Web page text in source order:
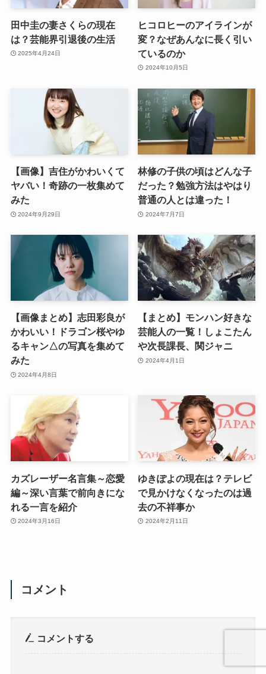
田中圭の妻さくらの現在
は？芸能界引退後の生活
2025年4月24日
ヒコロヒーのアイラインが
変？なぜあんなに長く引い
ているのか
2024年10月5日
【画像】吉住がかわいくて
ヤバい！奇跡の一枚集めて
みた
2024年9月29日
林修の子供の頃はどんな子
だった？勉強方法はやはり
普通の人とは違った！
2024年7月7日
【画像まとめ】志田彩良が
かわいい！ドラゴン桜やゆ
るキャン△の写真を集めて
みた
2024年4月8日
【まとめ】モンハン好きな
芸能人の一覧！しょこたん
や次長課長、関ジャニ
2024年4月1日
カズレーザー名言集～恋愛
編～深い言葉で前向きにな
れる一言を紹介
2024年3月16日
ゆきぽよの現在は？テレビ
で見かけなくなったのは過
去の不祥事か
2024年2月11日
コメント
コメントする